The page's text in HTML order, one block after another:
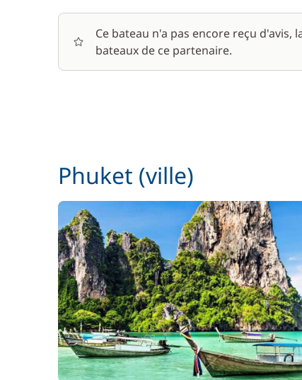
Ce bateau n'a pas encore reçu
bateaux de ce partenaire.
Phuket (ville)